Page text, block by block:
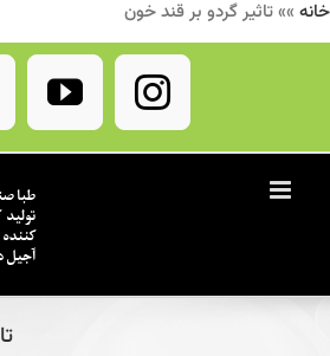
خانه »»تاثیر گردو بر قند خون
Instagram